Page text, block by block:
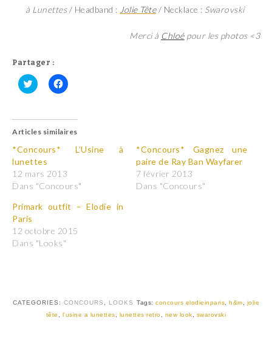
à Lunettes/ Headband : Jolie Tête/ Necklace : Swarovski
Merci à Chloépour les photos <3
Partager :
C
q
e
p
o
u
r
p
a
t
a
g
e
r
s
t
e
C
q
e
p
o
r
p
a
t
a
e
r
s
b
o
o
Articles similaires
*Concours* L’Usine à
lunettes
12 mars 2013
Dans "Concours"
*Concours* Gagnez une
paire de Ray Ban Wayfarer
7 février 2013
Dans "Concours"
Primark outfit – Elodie in
Paris
12 octobre 2015
Dans "Looks"
CATEGORIES: CONCOURS LOOKS Tags: concours elodieinparis h&m
jolie
tête
l'usine a lunettes lunettes retro new look swarovski